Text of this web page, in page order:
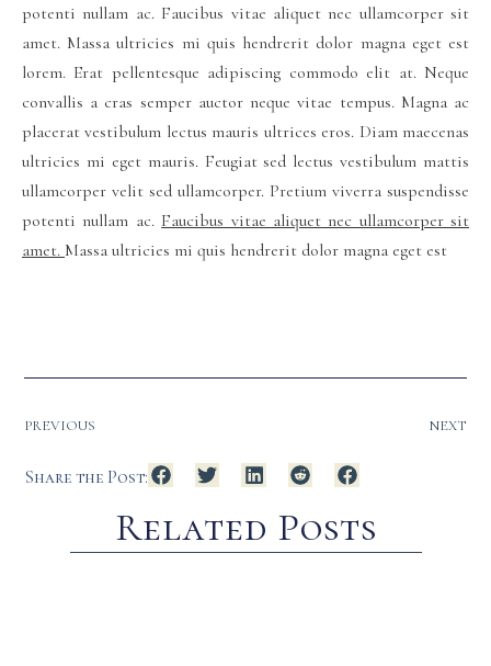
potenti nullam ac. Faucibus vitae aliquet nec ullamcorper sit
amet. Massa ultricies mi quis hendrerit dolor magna eget est
lorem. Erat pellentesque adipiscing commodo elit at. Neque
convallis a cras semper auctor neque vitae tempus. Magna ac
placerat vestibulum lectus mauris ultrices eros. Diam maecenas
ultricies mi eget mauris. Feugiat sed lectus vestibulum mattis
ullamcorper velit sed ullamcorper. Pretium viverra suspendisse
potenti nullam ac. Faucibus vitae aliquet nec ullamcorper sit
amet. Massa ultricies mi quis hendrerit dolor magna eget est
PREVIOUS NEXT
Share the Post:
Related Posts